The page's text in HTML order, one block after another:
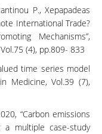
P., Xepapadeas
International Trade?
Mechanisms”,
(4), pp.809- 833
time series model
Medicine, Vol.39 (7),
“Carbon emissions
multiple case-study